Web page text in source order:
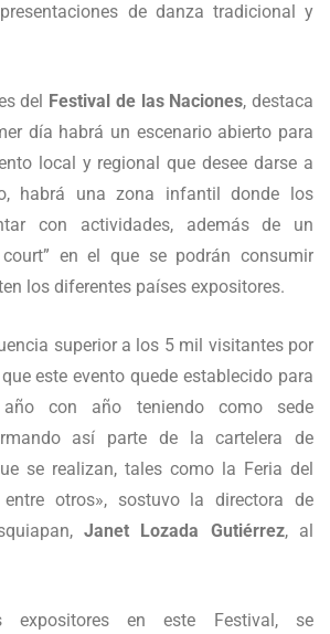
de danza tradicional y
del Festival de las Naciones, destaca
día habrá un escenario abierto para
local y regional que desee darse a
habrá una zona infantil donde los
con actividades, además de un
en el que se podrán consumir
los diferentes países expositores.
superior a los 5 mil visitantes por
este evento quede establecido para
con año teniendo como sede
así parte de la cartelera de
se realizan, tales como la Feria del
otros», sostuvo la directora de
Janet Lozada Gutiérrez, al
expositores en este Festival, se